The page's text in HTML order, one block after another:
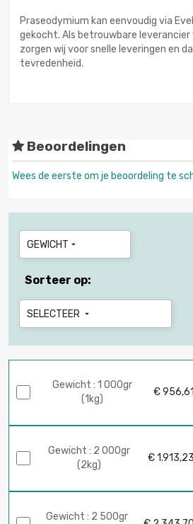
Praseodymium kan eenvoudig via
gekocht. Als betrouwbare
zorgen wij voor snelle leveringen en
tevredenheid.
Beoordelingen
Wees de eerste om je beoordeling te
GEWICHT 
Sorteer op:
SELECTEER 
Gewicht : 1 000gr
(1kg)
€ 956,61
Gewicht : 2 000gr
(2kg)
€ 1.913,23
Gewicht : 2 500gr